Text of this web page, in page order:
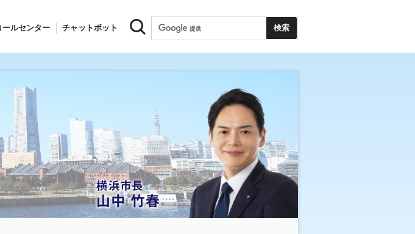
ールセンター チャットボット